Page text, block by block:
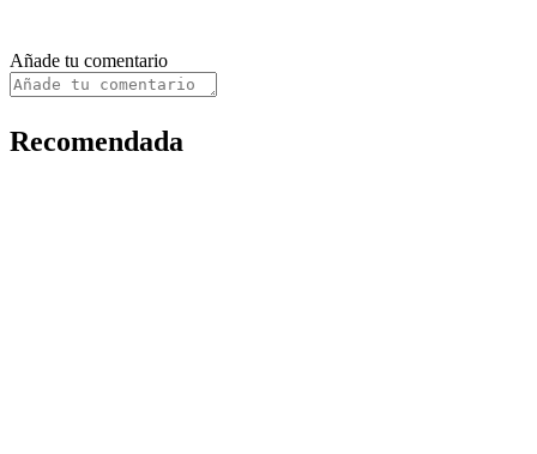
Añade tu comentario
Recomendada